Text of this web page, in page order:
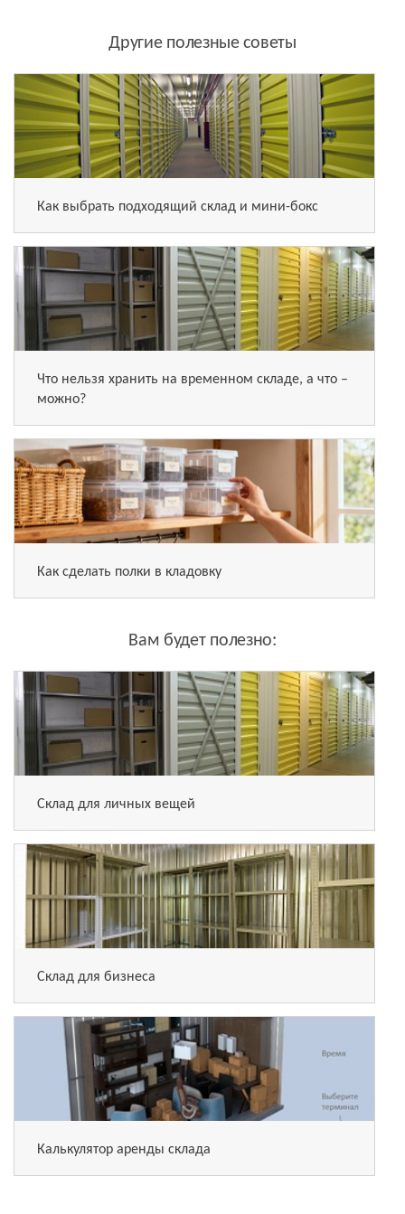
Другие полезные советы
Как выбрать подходящий склад и мини-бокс
Что нельзя хранить на временном складе, а что –
можно?
Как сделать полки в кладовку
Вам будет полезно:
Склад для личных вещей
Склад для бизнеса
Калькулятор аренды склада